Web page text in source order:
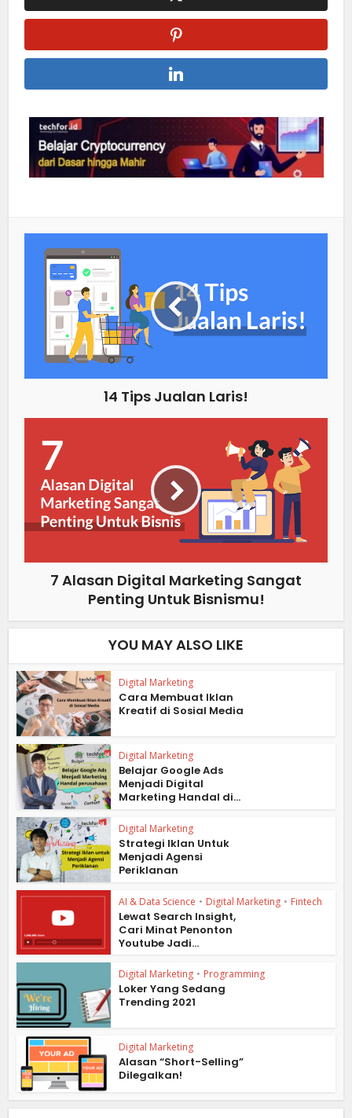
14 Tips Jualan Laris!
7 Alasan Digital Marketing Sangat
Penting Untuk Bisnismu!
YOU MAY ALSO LIKE
Digital Marketing
Cara Membuat Iklan
Kreatif di Sosial Media
Digital Marketing
Belajar Google Ads
Menjadi Digital
Marketing Handal di...
Digital Marketing
Strategi Iklan Untuk
Menjadi Agensi
Periklanan
AI & Data Science • Digital Marketing • Fintech
Lewat Search Insight,
Cari Minat Penonton
Youtube Jadi...
Digital Marketing • Programming
Loker Yang Sedang
Trending 2021
Digital Marketing
Alasan “Short-Selling”
Dilegalkan!